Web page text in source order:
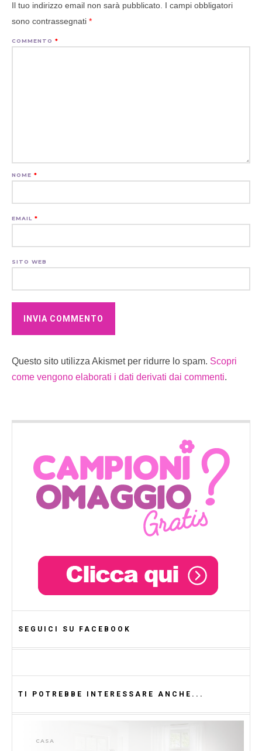
Il tuo indirizzo email non sarà pubblicato. I campi obbligatori
sono contrassegnati *
COMMENTO *
NOME *
EMAIL *
SITO WEB
Questo sito utilizza Akismet per ridurre lo spam. Scopri
come vengono elaborati i dati derivati dai commenti.
SEGUICI SU FACEBOOK
TI POTREBBE INTERESSARE ANCHE...
CASA